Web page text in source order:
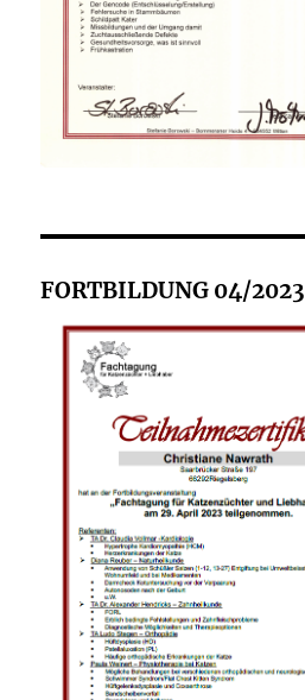
FORTBILDUNG 04/2023